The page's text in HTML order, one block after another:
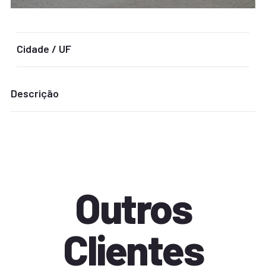
Cidade / UF
Descrição
Outros
Clientes